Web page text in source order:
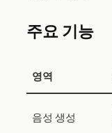
주요 기능
영역
음성 생성